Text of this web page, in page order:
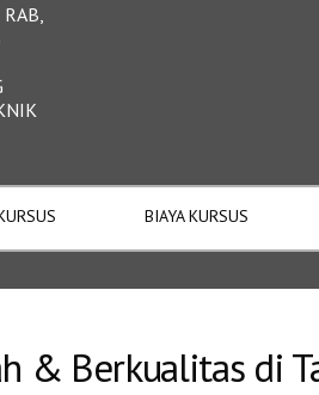
BIAYA KURSUS
& Berkualitas di